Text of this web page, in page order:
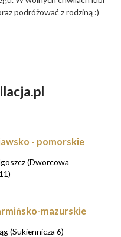
podróżować z rodziną :)
- pomorskie
(Dworcowa
mazurskie
(Sukiennicza 6)